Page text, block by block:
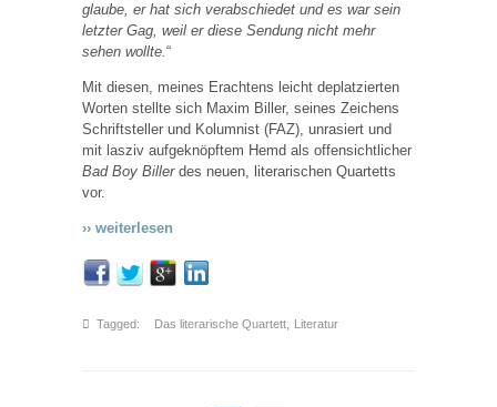
glaube, er hat sich verabschiedet und es war sein
letzter Gag, weil er diese Sendung nicht mehr
sehen wollte.“
Mit diesen, meines Erachtens leicht deplatzierten
Worten stellte sich Maxim Biller, seines Zeichens
Schriftsteller und Kolumnist (FAZ), unrasiert und
mit lasziv aufgeknöpftem Hemd als offensichtlicher
Bad Boy Billerdes neuen, literarischen Quartetts
vor.
›› weiterlesen
Tagged: Das literarische Quartett, Literatur